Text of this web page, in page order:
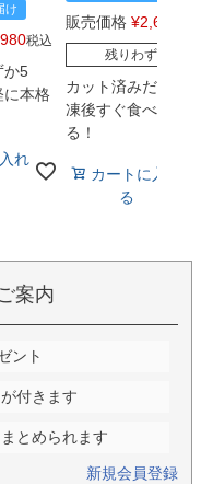
け
税込
か5
に本格
れ
販売価格 ¥2,680
残りわずか
カット済みだから
凍後すぐ食べられ
る！
カートに入れ
る
案内
ント
付きます
とめられます
新規会員登録